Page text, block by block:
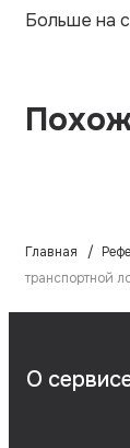
Больше на
Главная
транспортной
О